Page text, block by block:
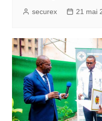
securex 21 mai